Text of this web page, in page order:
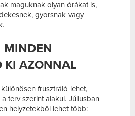
maguknak olyan órákat is,
gyorsnak vagy
MINDEN
KI AZONNAL
frusztráló lehet,
terv szerint alakul. Júliusban
helyzetekből lehet több: